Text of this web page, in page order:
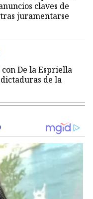
claves de
juramentarse
De la Espriella
de la